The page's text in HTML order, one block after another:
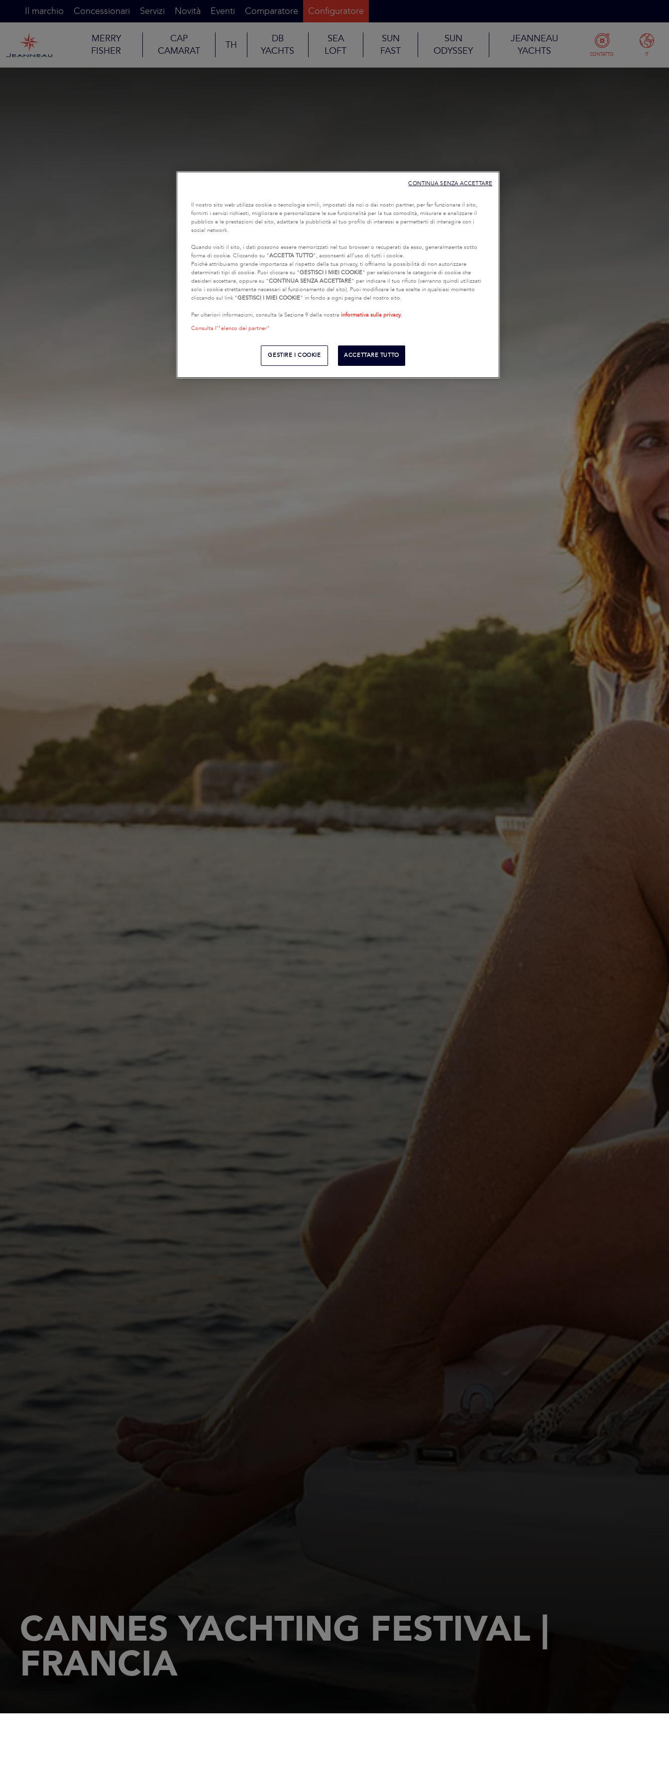
Il marchio Concessionari Servizi Novità Eventi Comparatore Configuratore
MERRY
FISHER
CAP
CAMARAT
TH
DB
YACHTS
SEA
LOFT
SUN
FAST
SUN
ODYSSEY
JEANNEAU
YACHTS
CONTATTO IT
CANNES YACHTING FESTIVAL |
FRANCIA
Il nostro sito web utilizza cookie o tecnologie simili, impostati da noi o dai nostri partner, per far funzionare il sito,
fornirti i servizi richiesti, migliorare e personalizzare le sue funzionalità per la tua comodità, misurare e analizzare il
pubblico e le prestazioni del sito, adattare la pubblicità al tuo profilo di interessi e permetterti di interagire con i
social network.
Quando visiti il sito, i dati possono essere memorizzati nel tuo browser o recuperati da esso, generalmaente sotto
forma di cookie. Cliccando su "ACCETTA TUTTO", acconsenti all’uso di tutti i cookie.
Poiché attribuiamo grande importanza al rispetto della tua privacy, ti offriamo la possibilità di non autorizzare
determinati tipi di cookie. Puoi cliccare su "GESTISCI I MIEI COOKIE" per selezionare le categorie di cookie che
desideri accettare, oppure su "CONTINUA SENZA ACCETTARE" per indicare il tuo rifiuto (verranno quindi utilizzati
solo i cookie strettamente necessari al funzionamento del sito). Puoi modificare le tue scelte in qualsiasi momento
cliccando sul link "GESTISCI I MIEI COOKIE" in fondo a ogni pagina del nostro sito.
Per ulteriori informazioni, consulta la Sezione 9 della nostra informativa sulla privacy.
Consulta l’"elenco dei partner"
GESTIRE I COOKIE ACCETTARE TUTTO
CONTINUA SENZA ACCETTARE